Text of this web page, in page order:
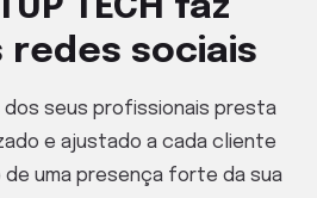
TECH faz
redes sociais
dos seus profissionais presta
e ajustado a cada cliente
uma presença forte da sua